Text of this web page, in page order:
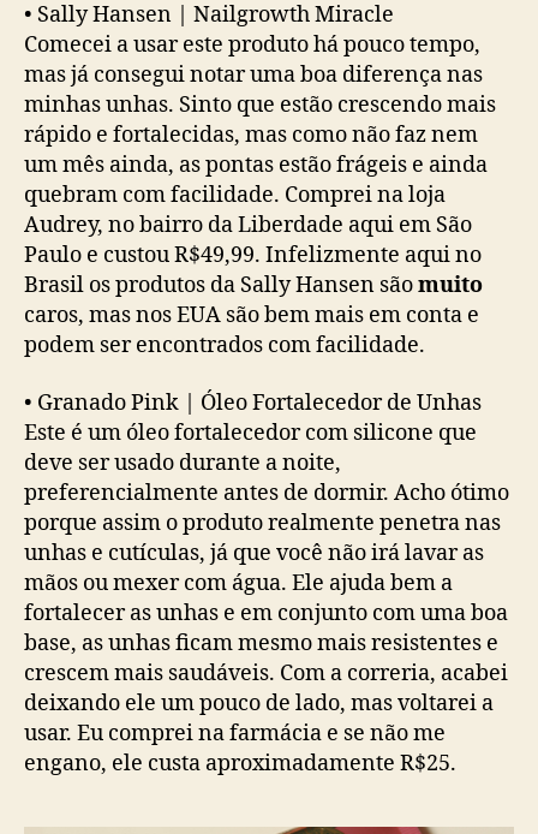
• Sally Hansen | Nailgrowth Miracle
Comecei a usar este produto há pouco tempo,
mas já consegui notar uma boa diferença nas
minhas unhas. Sinto que estão crescendo mais
rápido e fortalecidas, mas como não faz nem
um mês ainda, as pontas estão frágeis e ainda
quebram com facilidade. Comprei na loja
Audrey, no bairro da Liberdade aqui em São
Paulo e custou R$49,99. Infelizmente aqui no
Brasil os produtos da Sally Hansen sãomuito
caros, mas nos EUA são bem mais em conta e
podem ser encontrados com facilidade.
• Granado Pink | Óleo Fortalecedor de Unhas
Este é um óleo fortalecedor com silicone que
deve ser usado durante a noite,
preferencialmente antes de dormir. Acho ótimo
porque assim o produto realmente penetra nas
unhas e cutículas, já que você não irá lavar as
mãos ou mexer com água. Ele ajuda bem a
fortalecer as unhas e em conjunto com uma boa
base, as unhas ficam mesmo mais resistentes e
crescem mais saudáveis. Com a correria, acabei
deixando ele um pouco de lado, mas voltarei a
usar. Eu comprei na farmácia e se não me
engano, ele custa aproximadamente R$25.